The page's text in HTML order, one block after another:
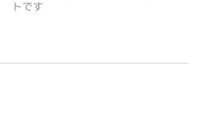
トです